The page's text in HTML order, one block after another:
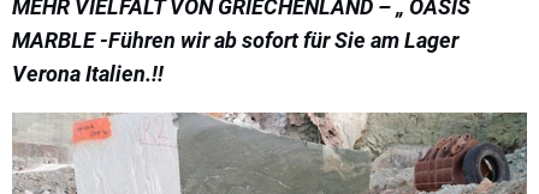
MEHR VIELFALT VON GRIECHENLAND – „ OASIS
MARBLE -Führen wir ab sofort für Sie am Lager
Verona Italien.!!